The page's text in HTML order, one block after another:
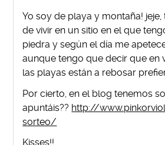
Yo soy de playa y montaña!
de vivir en un sitio en el que
piedra y según el día me
aunque tengo que decir que en
las playas están a rebosar
Por cierto, en el blog tenemos
apuntáis?? http://
sorteo/
Kisses!!